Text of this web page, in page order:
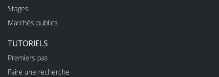
Stages
Marchés publics
TUTORIELS
Premiers pas
Faire une recherche